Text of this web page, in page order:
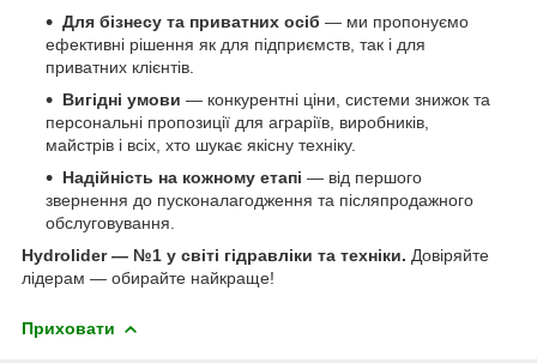
Для бізнесу та приватних осіб — ми пропонуємо
ефективні рішення як для підприємств, так і для
приватних клієнтів.
Вигідні умови — конкурентні ціни, системи знижок та
персональні пропозиції для аграріїв, виробників,
майстрів і всіх, хто шукає якісну техніку.
Надійність на кожному етапі — від першого
звернення до пусконалагодження та післяпродажного
обслуговування.
Hydrolider — №1 у світі гідравліки та техніки. Довіряйте
лідерам — обирайте найкраще!
Приховати